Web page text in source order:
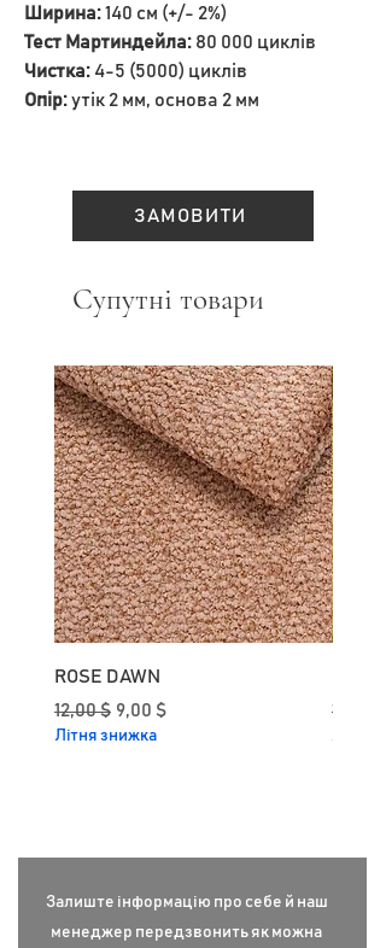
Ширина:140 см (+/- 2%)
Тест Мартиндейла: 80 000 циклів
Чистка: 4-5 (5000) циклів
Опір:утік 2 мм, основа 2 мм
ЗАМОВИТИ
Супутні товари
ROSE DAWN
Звичайна ціна
12,00 $ За розпродажем
9,00 $
Літня знижка
12,00 $
Літня
Залиште інформацію про себе й наш
менеджер передзвонить як можна